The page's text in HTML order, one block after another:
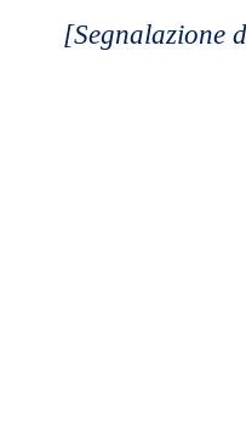
[Segnalazione